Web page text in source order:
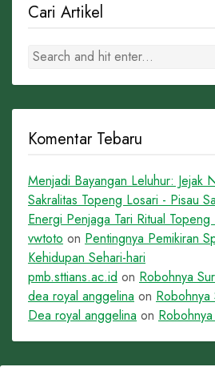
Cari Artikel
Komentar Tebaru
Menjadi Bayangan Leluhur: Jejak
Sakralitas Topeng Losari - Pisau
Energi Penjaga Tari Ritual Topeng
vwtoto on Pentingnya Pemikiran
Kehidupan Sehari-hari
pmb.sttians.ac.id on Robohnya
dea royal anggelina on Robohnya
Dea royal anggelina on